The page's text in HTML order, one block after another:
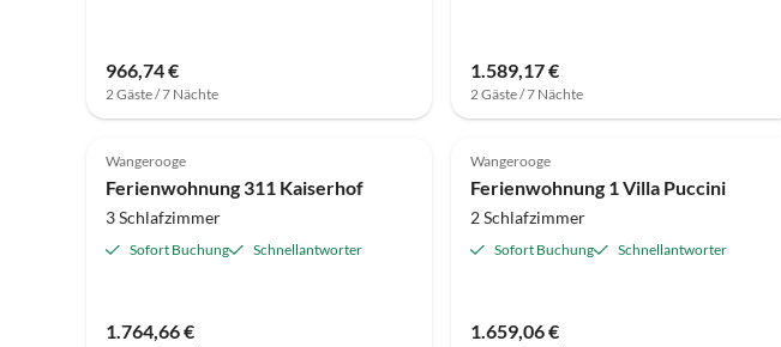
966,74 €
2 Gäste / 7 Nächte
1.589,17 €
2 Gäste / 7 Nächte
4.7 (20)
Wangerooge
Ferienwohnung 311 Kaiserhof
3 Schlafzimmer
Sofort Buchung Schnellantworter
1.764,66 €
4.8 (15)
Wangerooge
Ferienwohnung 1 Villa Puccini
2 Schlafzimmer
Sofort Buchung Schnellantworter
1.659,06 €